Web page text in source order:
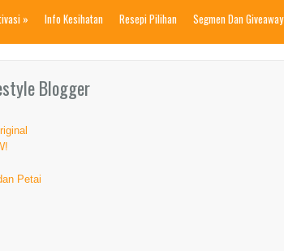
» Info Kesihatan Resepi Pilihan Segmen Dan Giveaway
Blogger
Petai